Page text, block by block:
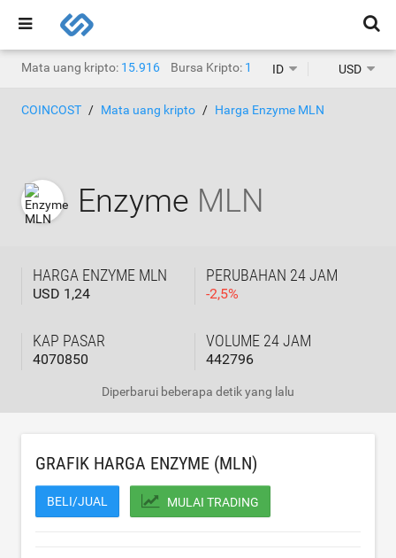
Mata uang kripto: 15.916 Bursa Kripto: 1.468ID USD
COINCOST Mata uang kripto Harga Enzyme MLN
Enzyme MLN
HARGA ENZYME MLN
USD 1,24
PERUBAHAN 24 JAM
-2,5%
KAP PASAR
4070850
VOLUME 24 JAM
442796
Diperbarui beberapa detik yang lalu
GRAFIK HARGA ENZYME (MLN)
BELI/JUAL MULAI TRADING